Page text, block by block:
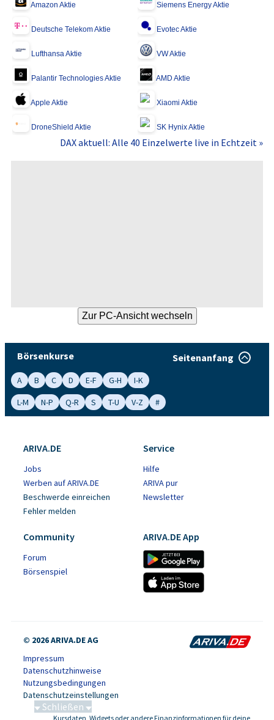
Amazon Aktie Siemens Energy Aktie
Deutsche Telekom Aktie Evotec Aktie
Lufthansa Aktie VW Aktie
Palantir Technologies Aktie AMD Aktie
Apple Aktie Xiaomi Aktie
DroneShield Aktie SK Hynix Aktie
DAX aktuell: Alle 40 Einzelwerte live in Echtzeit »
Börsenkurse Seitenanfang
A B C D E-F G-H
I-K
L-M
N-P Q-R S T-U V-Z #
ARIVA.DE
Jobs
Werben auf ARIVA.DE
Beschwerde einreichen
Fehler melden
Service
Hilfe
ARIVA pur
Newsletter
Community
Forum
Börsenspiel
ARIVA.DE App
© 2026 ARIVA.DE AG
Impressum
Datenschutzhinweise
Nutzungsbedingungen
Datenschutzeinstellungen
Kursdaten, Widgets oder andere Finanzinformationen für deine
Schließen